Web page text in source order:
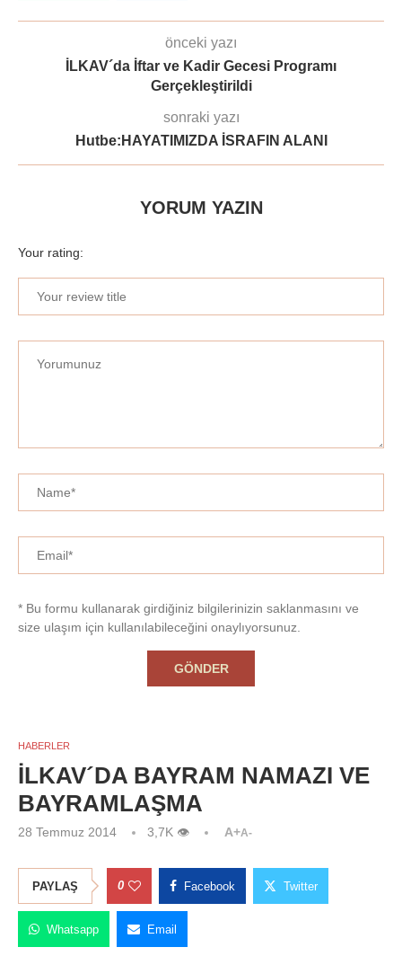
önceki yazı
İLKAV´da İftar ve Kadir Gecesi Programı
Gerçekleştirildi
sonraki yazı
Hutbe:HAYATIMIZDA İSRAFIN ALANI
YORUM YAZIN
Your rating:
* Bu formu kullanarak girdiğiniz bilgilerinizin saklanmasını ve
size ulaşım için kullanılabileceğini onaylıyorsunuz.
HABERLER
İLKAV´DA BAYRAM NAMAZI VE
BAYRAMLAŞMA
28 Temmuz 2014 3,7K 👁 A+A-
PAYLAŞ 0 Facebook Twitter
Whatsapp Email